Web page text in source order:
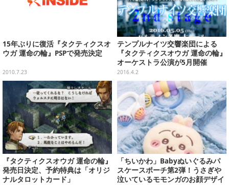
15年ぶりに復活『タクティクスオ
ウガ 運命の輪』PSPで発売決定
2010.7.23
テンプルナイツ交響楽団による
『タクティクスオウガ 運命の輪』
オーケストラ公演が5月開催
2016.4.2
『タクティクスオウガ 運命の輪』
発売日決定、予約特典は「オリジ
ナルタロットカード」
「ちいかわ」Babyぬいぐるみパ
スケースポーチ第2弾！うさぎや
泣いているモモンガのお顔デザイ